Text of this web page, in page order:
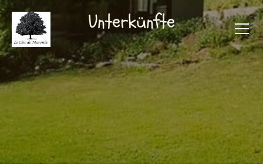
Unterkünfte